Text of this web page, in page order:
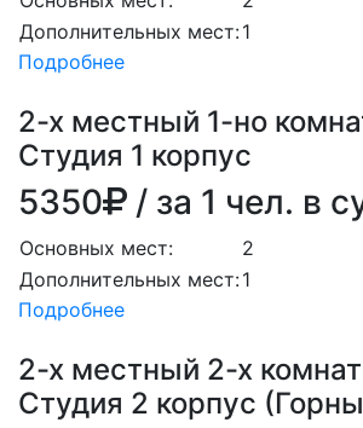
Дополнительных мест:1
Подробнее
2-х местный 1-но
Студия 1 корпус
5350 / за 1 чел. в
Основных мест:
2
Дополнительных мест:1
Подробнее
2-х местный 2-х
Студия 2 корпус